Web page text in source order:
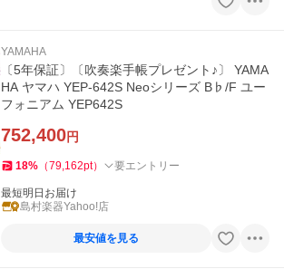
YAMAHA
〔5年保証〕〔吹奏楽手帳プレゼント♪〕 YAMA
HA ヤマハ YEP-642S Neoシリーズ B♭/F ユー
フォニアム YEP642S
752,400円
18% （79,162pt） 要エントリー
最短明日お届け
島村楽器Yahoo!店
最安値を見る